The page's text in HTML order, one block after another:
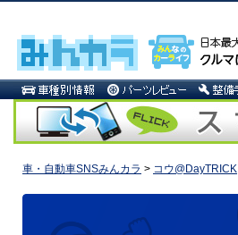
車・自動車SNSみんカラ > コウ@DayTRICK